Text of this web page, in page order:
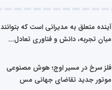
آینده متعلق به مدیرانی است که بتوانند
میان تجربه، دانش و فناوری تعادل...
فلز سرخ در مسیر اوج؛ هوش مصنوعی
موتور جدید تقاضای جهانی مس